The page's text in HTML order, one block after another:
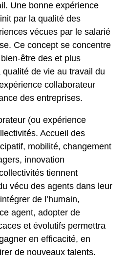
Une bonne expérience
par la qualité des
vécues par le salarié
Ce concept se concentre
être des et plus
de vie au travail du
collaborateur
des entreprises.
(ou expérience
Accueil des
mobilité, changement
innovation
tiennent
vécu des agents dans leur
de l’humain,
agent, adopter de
et évolutifs permettra
en efficacité, en
de nouveaux talents.